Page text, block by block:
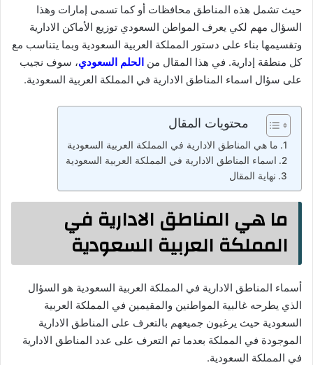
حيث تشمل هذه المناطق محافظات أو كما تسمى إمارات وهذا
السؤال مهم لكي يعرف المواطن السعودي توزيع الأماكن الادارية
وتقسيمها بناء على دستور المملكة العربية السعودية وبما يتناسب مع
كل منطقة إدارية. في هذا المقال من الحلم السعودي، سوف نجيب
على سؤال اسماء المناطق الادارية في المملكة العربية السعودية.
محتويات المقال
ما هي المناطق الادارية في المملكة العربية السعودية
اسماء المناطق الادارية في المملكة العربية السعودية
نهاية المقال
ما هي المناطق الادارية في
المملكة العربية السعودية
أسماء المناطق الادارية في المملكة العربية السعودية هو السؤال
الذي يطرحه غالبية المواطنين والمقيمين في المملكة العربية
السعودية حيث يرغبون جميعهم بالتعرف على المناطق الادارية
الموجودة في المملكة بعدما تم التعرف على عدد المناطق الادارية
في المملكة السعودية.